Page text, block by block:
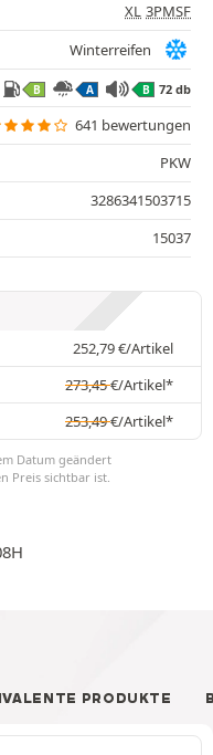
XL 3PMSF
Winterreifen
B A B 72 db
641 bewertungen
PKW
3286341503715
15037
252,79€/Artikel
273,45€/Artikel*
253,49€/Artikel*
Datum geändert
Preis sichtbar ist.
PRODUKTE